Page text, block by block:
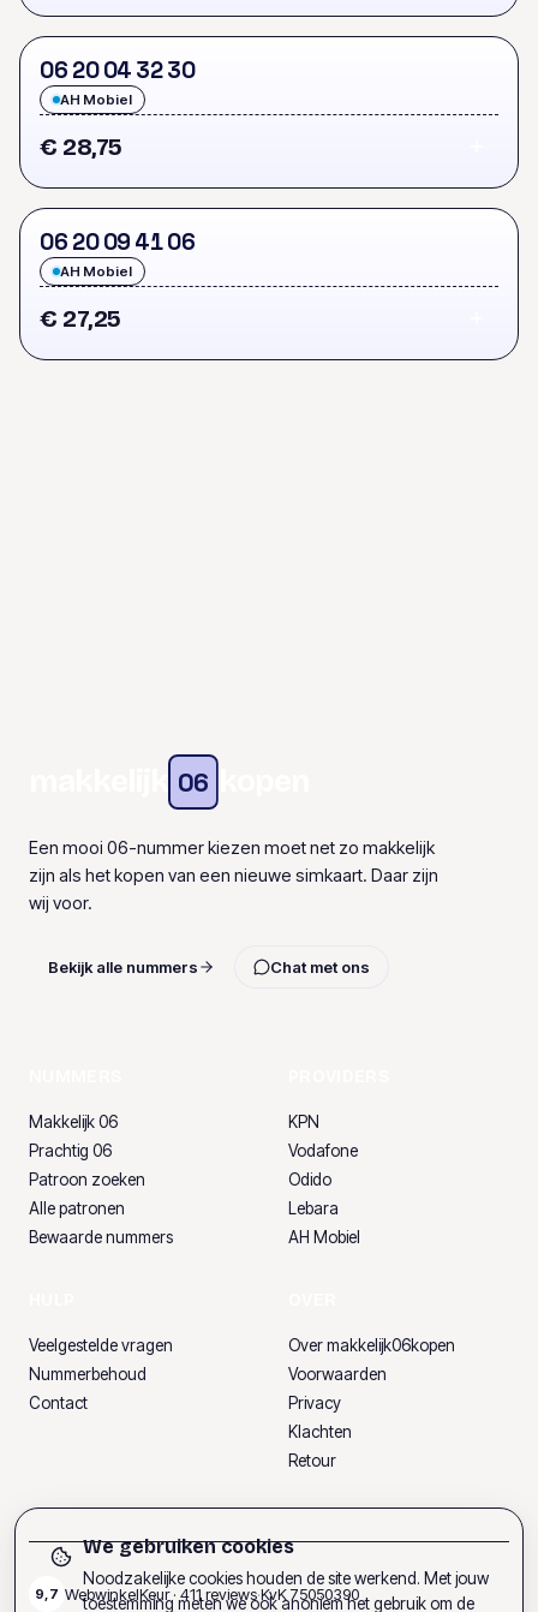
06 2004 3230
AH Mobiel
€ 28,75
06 2009 4106
AH Mobiel
€ 27,25
06
Een mooi 06-nummer kiezen moet net zo makkelijk
zijn als het kopen van een nieuwe simkaart. Daar zijn
wij voor.
Bekijk alle nummers Chat met ons
Makkelijk 06
Prachtig 06
Patroon zoeken
Alle patronen
Bewaarde nummers
KPN
Vodafone
Odido
Lebara
AH Mobiel
Veelgestelde vragen
Nummerbehoud
Contact
Over makkelijk06kopen
Voorwaarden
Privacy
Klachten
Retour
9,7 WebwinkelKeur · 411reviews·KvK75050390
We gebruiken cookies
Noodzakelijke cookies houden de site werkend. Met jouw
toestemming meten we ook anoniem het gebruik om de